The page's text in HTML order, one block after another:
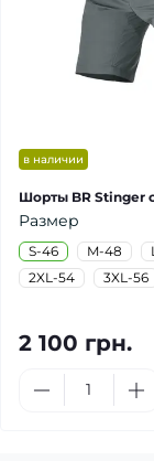
в наличии
Шорты BR Stinger
Размер
S-46 M-48
2XL-54
3XL-56
2 100 грн.